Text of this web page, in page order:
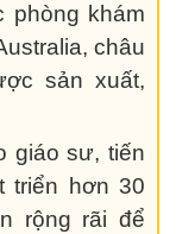
phòng khám
châu
sản xuất,
giáo sư, tiến
triển hơn 30
rộng rãi để